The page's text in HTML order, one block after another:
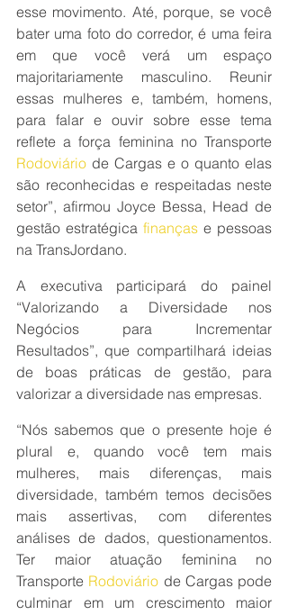
esse movimento. Até, porque, se você
bater uma foto do corredor, é uma feira
em que você verá um espaço
majoritariamente masculino. Reunir
essas mulheres e, também, homens,
para falar e ouvir sobre esse tema
Rodoviário de Cargas e o quanto elas
são reconhecidas e respeitadas neste
setor”, afirmou Joyce Bessa, Head de
gestão estratégica finanças e pessoas
na TransJordano.
A executiva participará do painel
“Valorizando a Diversidade nos
Negócios para Incrementar
Resultados”, que compartilhará ideias
de boas práticas de gestão, para
valorizar a diversidade nas empresas.
“Nós sabemos que o presente hoje é
plural e, quando você tem mais
mulheres, mais diferenças, mais
diversidade, também temos decisões
mais assertivas, com diferentes
análises de dados, questionamentos.
Ter maior atuação feminina no
Transporte Rodoviário de Cargas pode
culminar em um crescimento maior